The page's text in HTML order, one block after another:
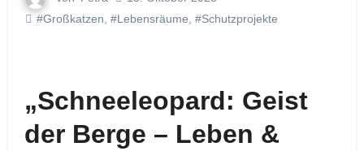
#Großkatzen #Lebensräume #Schutzprojekte
„Schneeleopard: Geist
der Berge – Leben &